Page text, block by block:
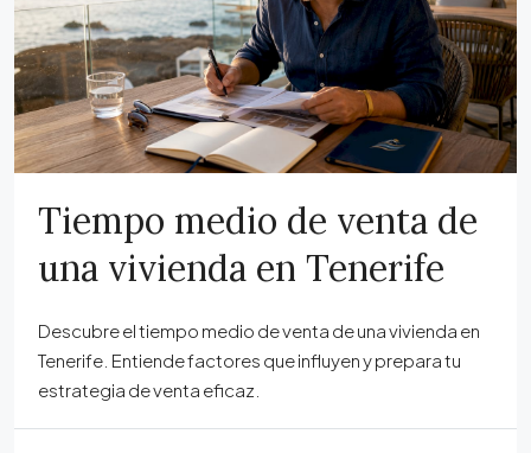
Tiempo medio de venta de
una vivienda en Tenerife
Descubre el tiempo medio de venta de una vivienda en
Tenerife. Entiende factores que influyen y prepara tu
estrategia de venta eficaz.